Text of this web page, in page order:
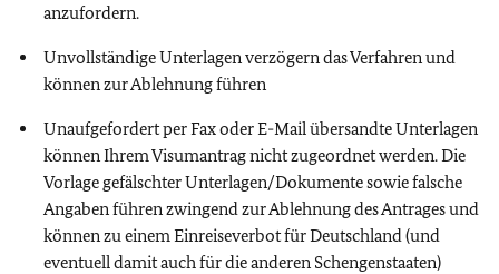
anzufordern.
Unvollständige Unterlagen verzögern das Verfahren und
können zur Ablehnung führen
Unaufgefordert per Fax oder E-Mail übersandte Unterlagen
können Ihrem Visumantrag nicht zugeordnet werden. Die
Vorlage gefälschter Unterlagen/Dokumente sowie falsche
Angaben führen zwingend zur Ablehnung des Antrages und
können zu einem Einreiseverbot für Deutschland (und
eventuell damit auch für die anderen Schengenstaaten)